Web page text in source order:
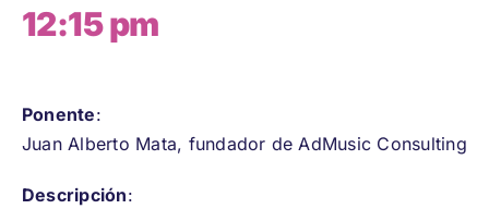
12:15 pm
Ponente:
Juan Alberto Mata, fundador de AdMusic Consulting
Descripción: